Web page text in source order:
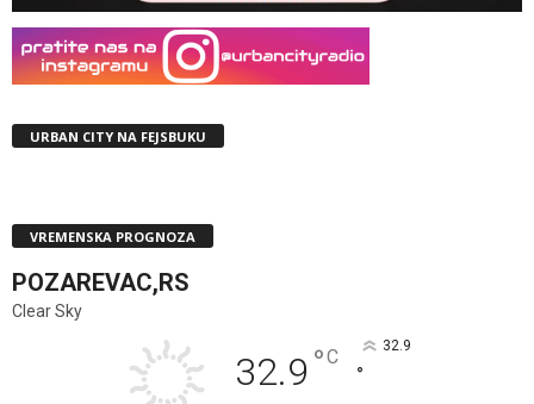
URBAN CITY NA FEJSBUKU
VREMENSKA PROGNOZA
POZAREVAC,RS
Clear Sky
32.9 °C 32.9
°